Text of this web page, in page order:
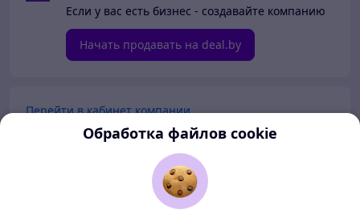
Если у вас есть бизнес - создавайте компанию
Начать продавать на deal.by
Перейти в кабинет компании
Перейти в личный кабинет
Обработка файлов cookie